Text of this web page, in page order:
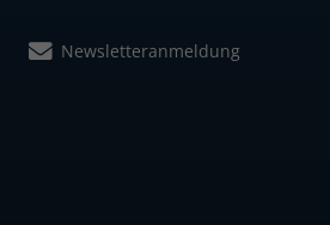
Newsletteranmeldung